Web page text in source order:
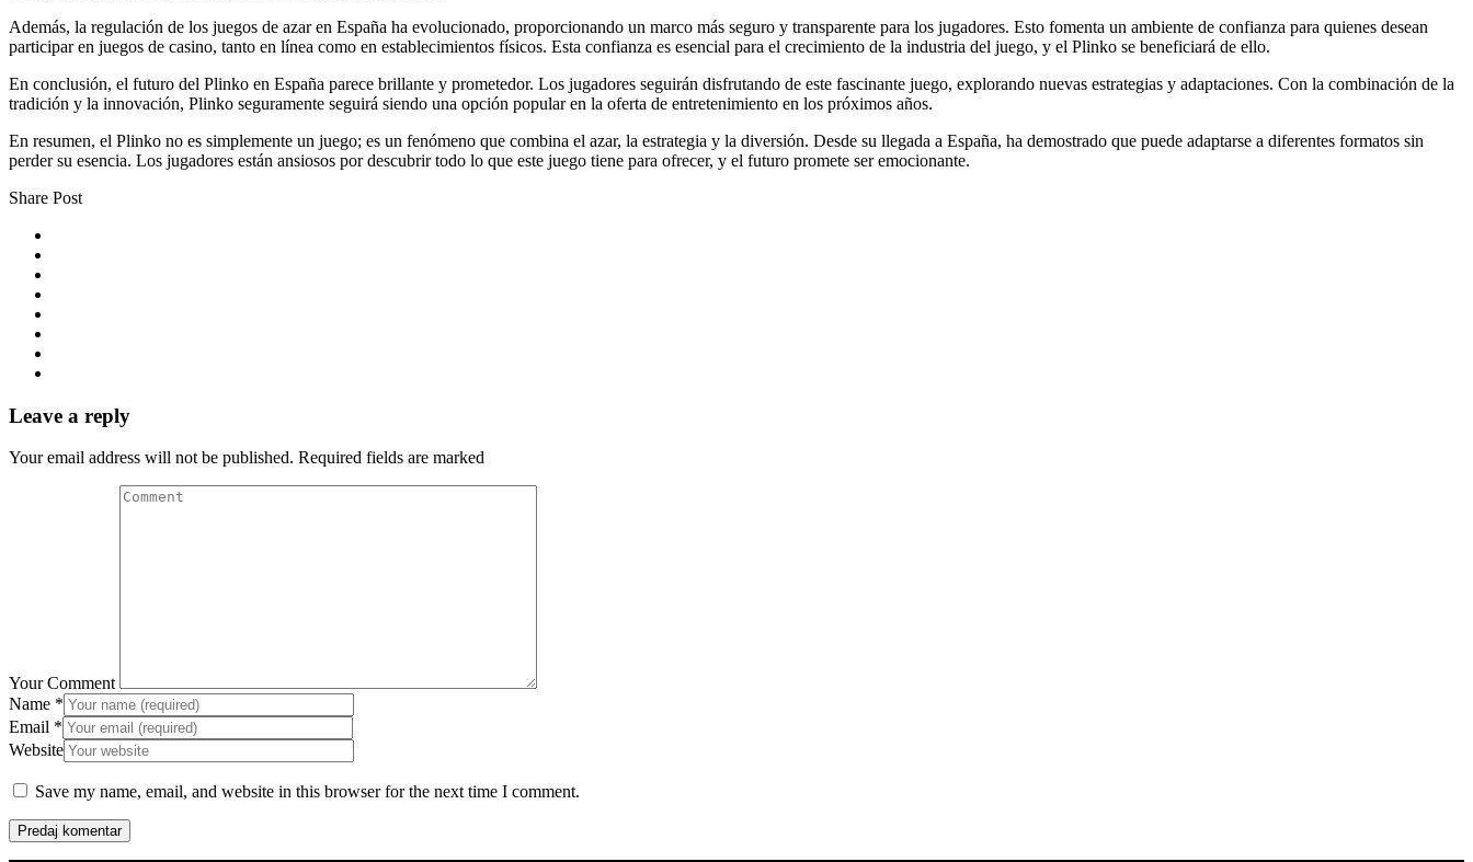
Además, la regulación de los juegos de azar en España ha evolucionado, proporcionando un marco más seguro y transparente para los jugadores. Esto fomenta un ambiente de confianza para quienes desean
participar en juegos de casino, tanto en línea como en establecimientos físicos. Esta confianza es esencial para el crecimiento de la industria del juego, y el Plinko se beneficiará de ello.
En conclusión, el futuro del Plinko en España parece brillante y prometedor. Los jugadores seguirán disfrutando de este fascinante juego, explorando nuevas estrategias y adaptaciones. Con la combinación de la
tradición y la innovación, Plinko seguramente seguirá siendo una opción popular en la oferta de entretenimiento en los próximos años.
En resumen, el Plinko no es simplemente un juego; es un fenómeno que combina el azar, la estrategia y la diversión. Desde su llegada a España, ha demostrado que puede adaptarse a diferentes formatos sin
perder su esencia. Los jugadores están ansiosos por descubrir todo lo que este juego tiene para ofrecer, y el futuro promete ser emocionante.
Share Post
Leave a reply
Your email address will not be published. Required fields are marked
Your Comment
Name *
Email *
Website
Save my name, email, and website in this browser for the next time I comment.